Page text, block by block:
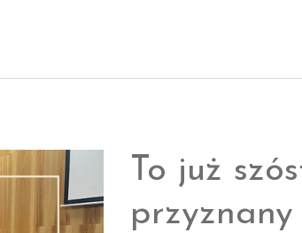
Inicjatyw
To już
przyznany